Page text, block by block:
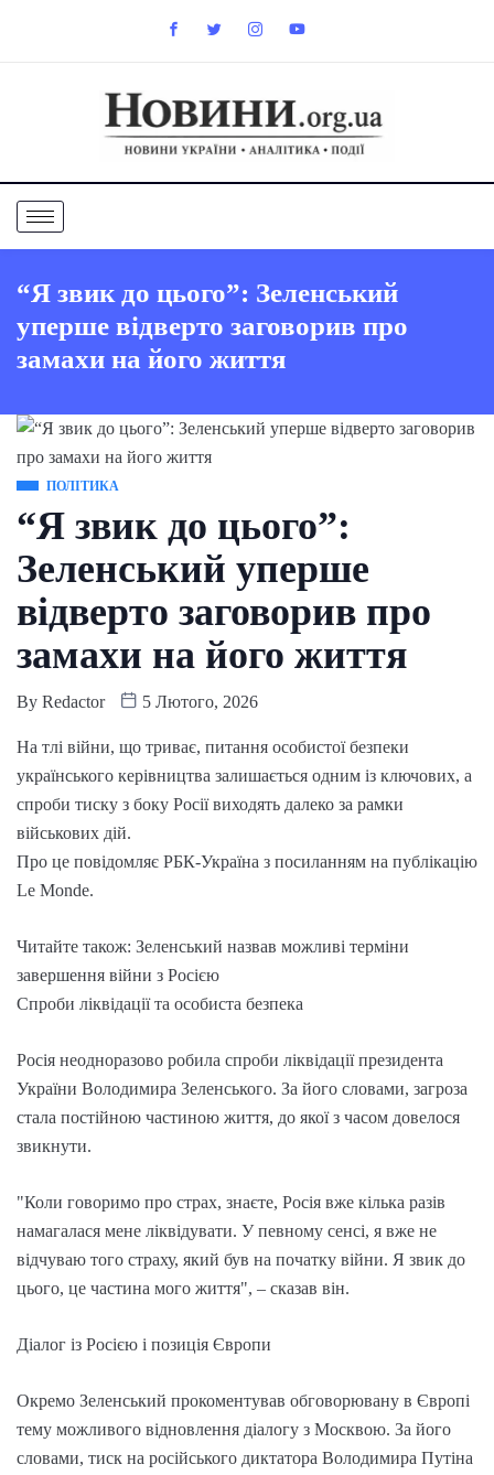
“Я звик до цього”: Зеленський
уперше відверто заговорив про
замахи на його життя
ПОЛІТИКА
“Я звик до цього”:
Зеленський уперше
відверто заговорив про
замахи на його життя
By Redactor 5 Лютого, 2026
На тлі війни, що триває, питання особистої безпеки
українського керівництва залишається одним із ключових, а
спроби тиску з боку Росії виходять далеко за рамки
військових дій.
Про це повідомляє РБК-Україна з посиланням на публікацію
Le Monde.
Читайте також: Зеленський назвав можливі терміни
завершення війни з Росією
Спроби ліквідації та особиста безпека
Росія неодноразово робила спроби ліквідації президента
України Володимира Зеленського. За його словами, загроза
стала постійною частиною життя, до якої з часом довелося
звикнути.
"Коли говоримо про страх, знаєте, Росія вже кілька разів
намагалася мене ліквідувати. У певному сенсі, я вже не
відчуваю того страху, який був на початку війни. Я звик до
цього, це частина мого життя", – сказав він.
Діалог із Росією і позиція Європи
Окремо Зеленський прокоментував обговорювану в Європі
тему можливого відновлення діалогу з Москвою. За його
словами, тиск на російського диктатора Володимира Путіна